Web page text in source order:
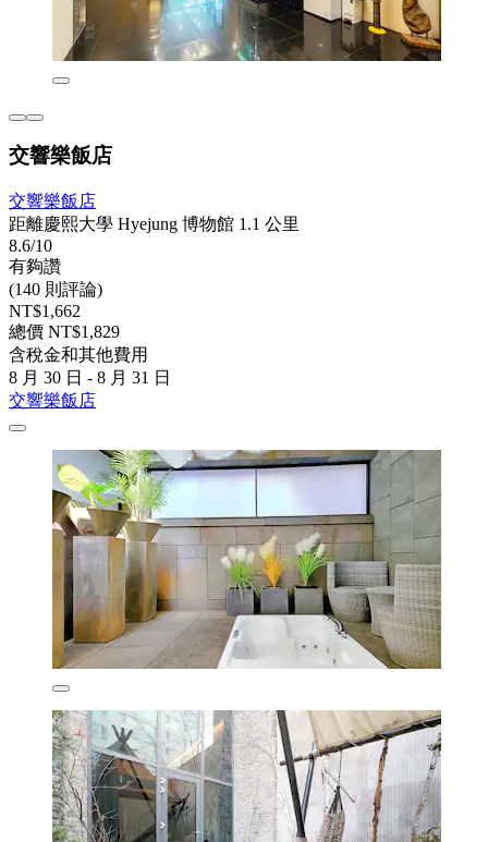
交響樂飯店
交響樂飯店
距離慶熙大學 Hyejung 博物館 1.1 公里
8.6/10
有夠讚
(140 則評論)
NT$1,662
總價 NT$1,829
含稅金和其他費用
8 月 30 日 - 8 月 31 日
交響樂飯店